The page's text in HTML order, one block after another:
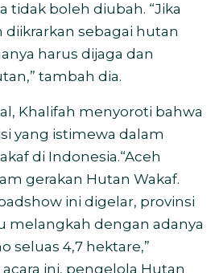
tidak boleh diubah. “Jika
sebagai hutan
harus dijaga dan
tambah dia.
Khalifah menyoroti bahwa
yang istimewa dalam
di Indonesia.“Aceh
gerakan Hutan Wakaf.
ini digelar, provinsi
melangkah dengan adanya
seluas 4,7 hektare,”
ini, pengelola Hutan